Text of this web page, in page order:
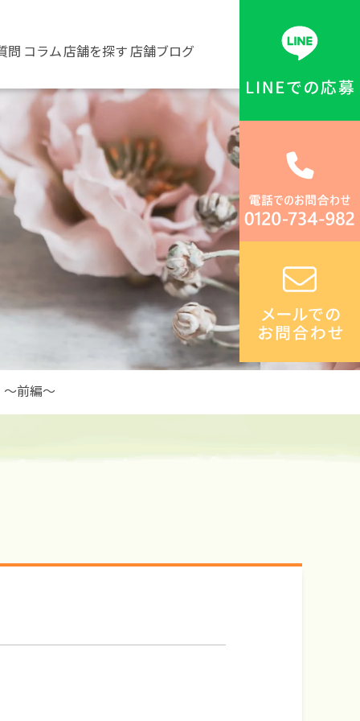
問 コラム店舗を探す 店舗ブログ
前編～